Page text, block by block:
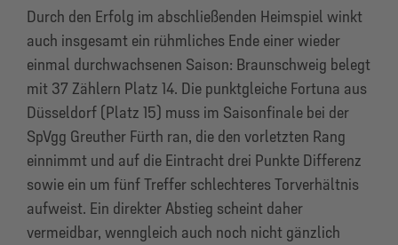
Durch den Erfolg im abschließenden Heimspiel winkt
auch insgesamt ein rühmliches Ende einer wieder
einmal durchwachsenen Saison: Braunschweig belegt
mit 37 Zählern Platz 14. Die punktgleiche Fortuna aus
Düsseldorf (Platz 15) muss im Saisonfinale bei der
SpVgg Greuther Fürth ran, die den vorletzten Rang
einnimmt und auf die Eintracht drei Punkte Differenz
sowie ein um fünf Treffer schlechteres Torverhältnis
aufweist. Ein direkter Abstieg scheint daher
vermeidbar, wenngleich auch noch nicht gänzlich